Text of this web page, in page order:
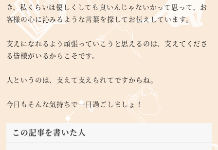
き、私くらいは優しくしても良いんじゃないかって思って、お
客様の心に沁みるような言葉を探してお伝えしています。
支えになれるよう頑張っていこうと思えるのは、支えてくださ
る皆様がいるからこそです。
人というのは、支えて支えられてですからね。
今日もそんな気持ちで一日過ごしましょ！
この記事を書いた人